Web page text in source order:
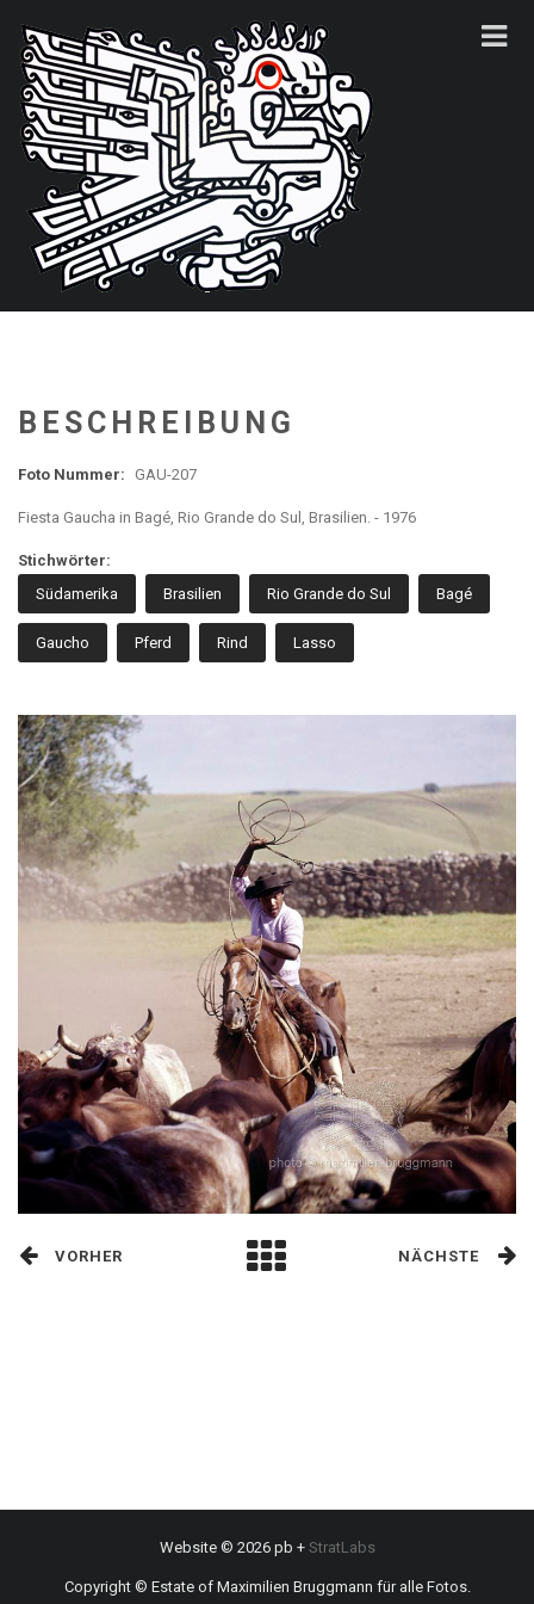
BESCHREIBUNG
Foto Nummer: GAU-207
Fiesta Gaucha in Bagé, Rio Grande do Sul, Brasilien. - 1976
Stichwörter:
Südamerika
Brasilien Rio Grande do Sul Bagé
Gaucho Pferd Rind Lasso
VORHER NÄCHSTE
Website © 2026 pb + StratLabs
Copyright © Estate of Maximilien Bruggmann für alle Fotos.